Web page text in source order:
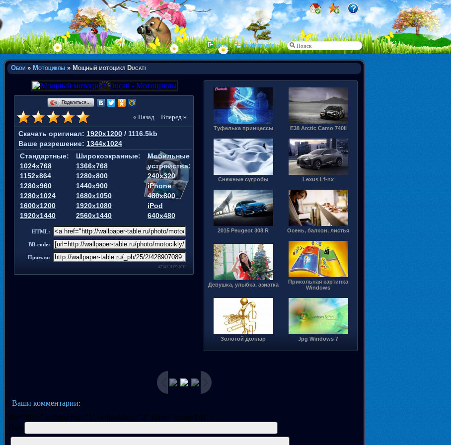
Вход Регистрация
Обои » Мотоциклы » Мощный мотоцикл Ducati
Поделиться…
« Назад Вперед »
Скачать оригинал: 1920x1200 / 1116.5kb
Ваше разрешение: 1344x1024
Стандартные:
1024x768
1152x864
1280x960
1280x1024
1600x1200
1920x1440
Широкоэкранные:
1366x768
1280x800
1440x900
1680x1050
1920x1080
2560x1440
Мобильные
устройства:
240x320
iPhone
480x800
iPod
640x480
HTML:
BB-code:
Прямая:
4714 / 11.09.2011
Туфелька принцессы E38 Arctic Camo 740il
Снежные сугробы Lexus Lf-nx
2015 Peugeot 308 R Осень, балкон, листья
Девушка, улыбка, азиатка
Прикольная картинка
Windows
Золотой доллар Jpg Windows 7
Ваши комментарии:
dth="80%" cellspacing="1" cellpadding="2" class="commTd1">
Имя: